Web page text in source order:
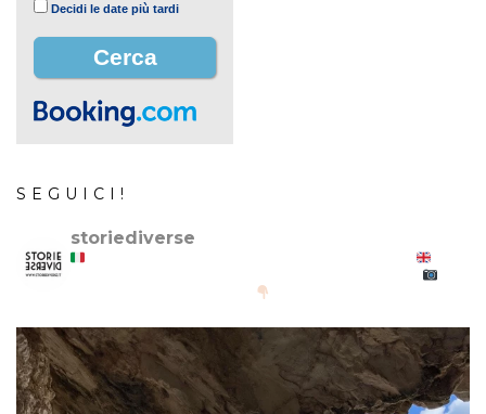
Decidi le date più tardi
SEGUICI!
storiediverse